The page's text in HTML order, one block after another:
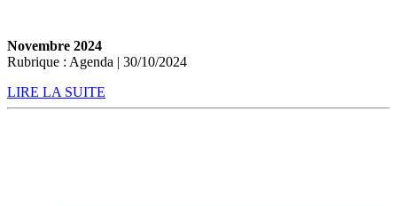
Novembre 2024
Rubrique : Agenda | 30/10/2024
LIRE LA SUITE